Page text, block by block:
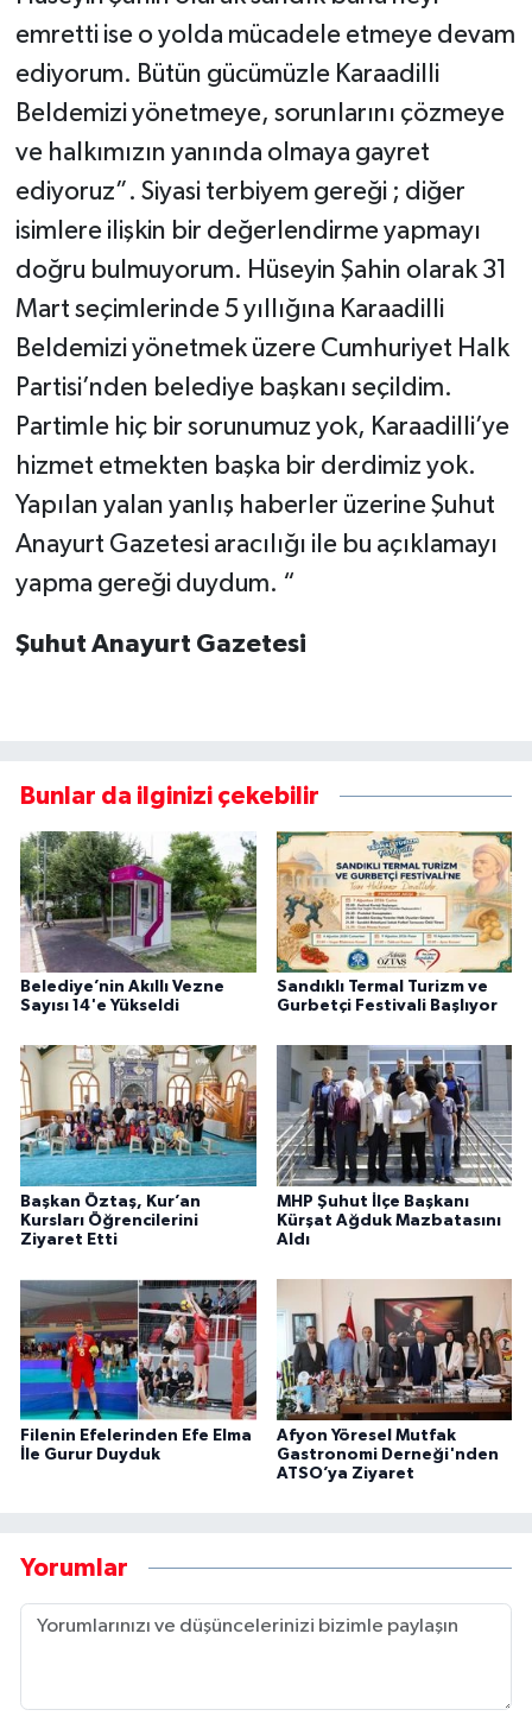
emretti ise o yolda mücadele etmeye devam
ediyorum. Bütün gücümüzle Karaadilli
Beldemizi yönetmeye, sorunlarını çözmeye
ve halkımızın yanında olmaya gayret
ediyoruz”. Siyasi terbiyem gereği ; diğer
isimlere ilişkin bir değerlendirme yapmayı
doğru bulmuyorum. Hüseyin Şahin olarak 31
Mart seçimlerinde 5 yıllığına Karaadilli
Beldemizi yönetmek üzere Cumhuriyet Halk
Partisi’nden belediye başkanı seçildim.
Partimle hiç bir sorunumuz yok, Karaadilli’ye
hizmet etmekten başka bir derdimiz yok.
Yapılan yalan yanlış haberler üzerine Şuhut
Anayurt Gazetesi aracılığı ile bu açıklamayı
yapma gereği duydum. “
Şuhut Anayurt Gazetesi
Bunlar da ilginizi çekebilir
Belediye’nin Akıllı Vezne
Sayısı 14'e Yükseldi
Sandıklı Termal Turizm ve
Gurbetçi Festivali Başlıyor
Başkan Öztaş, Kur’an
Kursları Öğrencilerini
Ziyaret Etti
MHP Şuhut İlçe Başkanı
Kürşat Ağduk Mazbatasını
Aldı
Filenin Efelerinden Efe Elma
İle Gurur Duyduk
Afyon Yöresel Mutfak
Gastronomi Derneği'nden
ATSO’ya Ziyaret
Yorumlar